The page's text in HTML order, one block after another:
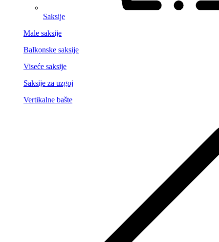
Saksije
Male saksije
Balkonske saksije
Viseće saksije
Saksije za uzgoj
Vertikalne bašte